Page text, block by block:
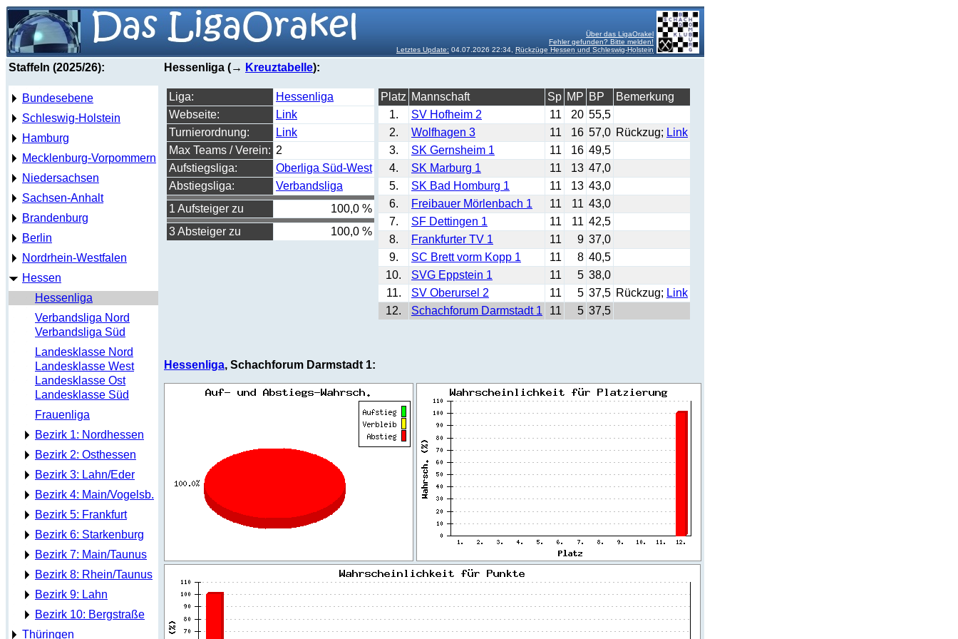
Über das LigaOrakel
Fehler gefunden? Bitte melden!
Letztes Update: 04.07.2026 22:34, Rückzüge Hessen und Schleswig-Holstein
Staffeln (2025/26):
Bundesebene
Schleswig-Holstein
Hamburg
Mecklenburg-Vorpommern
Niedersachsen
Sachsen-Anhalt
Brandenburg
Berlin
Nordrhein-Westfalen
Hessen
Hessenliga
Verbandsliga Nord
Verbandsliga Süd
Landesklasse Nord
Landesklasse West
Landesklasse Ost
Landesklasse Süd
Frauenliga
Bezirk 1: Nordhessen
Bezirk 2: Osthessen
Bezirk 3: Lahn/Eder
Bezirk 4: Main/Vogelsb.
Bezirk 5: Frankfurt
Bezirk 6: Starkenburg
Bezirk 7: Main/Taunus
Bezirk 8: Rhein/Taunus
Bezirk 9: Lahn
Bezirk 10: Bergstraße
Thüringen
Hessenliga (→ Kreuztabelle):
Liga:
Hessenliga
Webseite:
Link
Turnierordnung:
Link
Max Teams / Verein: 2
Aufstiegsliga:
Oberliga Süd-West
Abstiegsliga:
Verbandsliga
1 Aufsteiger zu
100,0 %
3 Absteiger zu
100,0 %
Platz Mannschaft Sp MP BP
Bemerkung
1.
SV Hofheim 2 11 20 55,5
2.
Wolfhagen 3 11 16 57,0 Rückzug; Link
3.
SK Gernsheim 1 11 16 49,5
4.
SK Marburg 1 11 13 47,0
5.
SK Bad Homburg 1 11 13 43,0
6.
Freibauer Mörlenbach 1 11 11 43,0
7.
SF Dettingen 1 11 11 42,5
8.
Frankfurter TV 1 11 9 37,0
9.
SC Brett vorm Kopp 1 11 8 40,5
10.
SVG Eppstein 1 11 5 38,0
11.
SV Oberursel 2 11 5 37,5 Rückzug; Link
12.
Schachforum Darmstadt 1 11 5 37,5
Hessenliga, Schachforum Darmstadt 1: